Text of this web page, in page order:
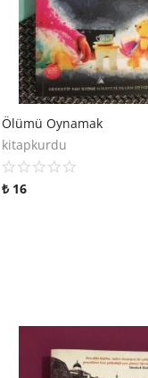
Ölümü Oynamak
kitapkurdu
₺ 16